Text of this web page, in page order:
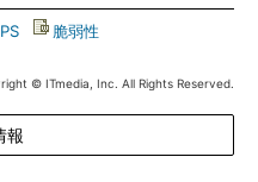
脆弱性
© ITmedia, Inc. All Rights Reserved.
報